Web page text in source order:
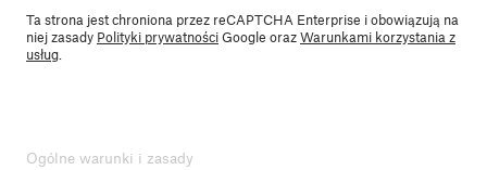
Ta strona jest chroniona przez reCAPTCHA Enterprise i obowiązują na
niej zasady Polityki prywatnościGoogle orazWarunkami korzystania z
usług
Ogólne warunki i zasady